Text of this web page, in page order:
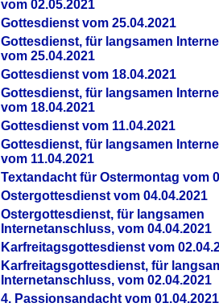
vom 02.05.2021
Gottesdienst vom 25.04.2021
Gottesdienst, für langsamen
vom 25.04.2021
Gottesdienst vom 18.04.2021
Gottesdienst, für langsamen
vom 18.04.2021
Gottesdienst vom 11.04.2021
Gottesdienst, für langsamen
vom 11.04.2021
Textandacht für Ostermontag vom
Ostergottesdienst vom 04.04.2021
Ostergottesdienst, für langsamen
Internetanschluss, vom 04.04.2021
Karfreitagsgottesdienst vom
Karfreitagsgottesdienst, für
Internetanschluss, vom 02.04.2021
4. Passionsandacht vom 01.04.2021